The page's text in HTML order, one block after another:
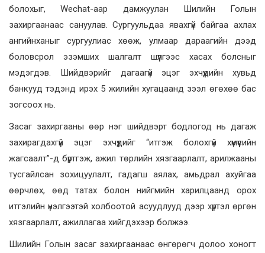
болохыг, Wechat-аар дамжуулан Шилийн Голын
захиргаанаас сануулав. Сургуульдаа явахгүй байгаа ахлах
ангийнханыг сургуулиас хөөж, улмаар дараагийн дээд
боловсрол эзэмших шалгалт шүүлгээс хасах болсныг
мэдэгдэв. Шийдвэрийг дагаагүй эцэг эхчүүдийн хувьд
банкууд тэдэнд ирэх 5 жилийн хугацаанд зээл өгөхөө бас
зогсоох нь.
Засаг захиргааны өөр нэг шийдвэрт бодлогод нь дагаж
захирагдахгүй эцэг эхчүүдийг “итгэж болохгүй хүмүүсийн
жагсаалт”-д бүртгэж, ажил төрлийн хязгаарлалт, арилжааны
тусгайлсан зохицуулалт, гадагш аялах, амьдрал ахуйгаа
өөрчлөх, өөд татах болон нийгмийн харилцаанд орох
итгэлийн үнэлгээтэй холбоотой асуудлууд дээр хүртэл өргөн
хязгаарлалт, ажиллагаа хийгдэхээр болжээ.
Шилийн Голын засаг захиргаанаас өнгөрөгч долоо хоногт